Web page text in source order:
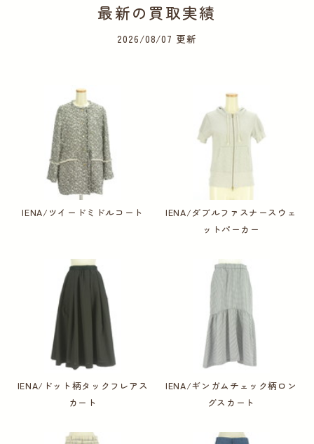
最新の買取実績
2026/08/07 更新
IENA/ツイードミドルコート
IENA/ダブルファスナースウェ
ットパーカー
IENA/ドット柄タックフレアス
カート
IENA/ギンガムチェック柄ロン
グスカート